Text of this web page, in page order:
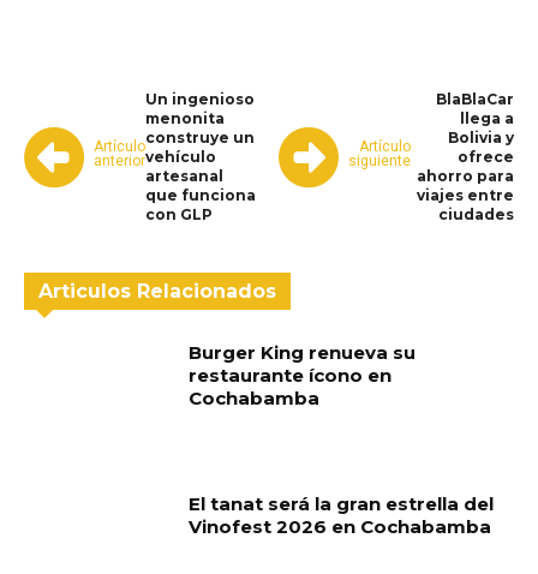
Artículo
anterior
Un ingenioso
menonita
construye un
vehículo
artesanal
que funciona
con GLP
Artículo
siguiente
BlaBlaCar
llega a
Bolivia y
ofrece
ahorro para
viajes entre
ciudades
Articulos Relacionados
Burger King renueva su
restaurante ícono en
Cochabamba
El tanat será la gran estrella del
Vinofest 2026 en Cochabamba